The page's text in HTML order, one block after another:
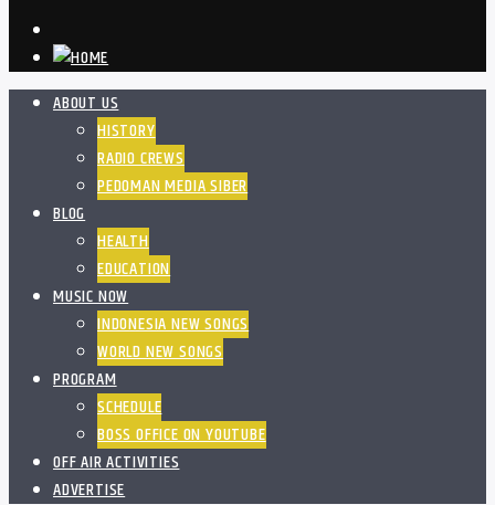
ABOUT US
HISTORY
RADIO CREWS
PEDOMAN MEDIA SIBER
BLOG
HEALTH
EDUCATION
MUSIC NOW
INDONESIA NEW SONGS
WORLD NEW SONGS
PROGRAM
SCHEDULE
BOSS OFFICE ON YOUTUBE
OFF AIR ACTIVITIES
ADVERTISE